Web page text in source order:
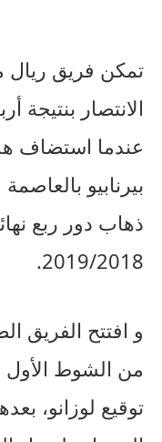
تمكن فريق ريال
الانتصار بنتيجة
عندما استضاف
بيرنابيو
ذهاب دور ربع
2019/2018.
من الشوط
توقيع لوزانو،